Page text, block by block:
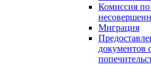
Комиссия
Миграция
документов